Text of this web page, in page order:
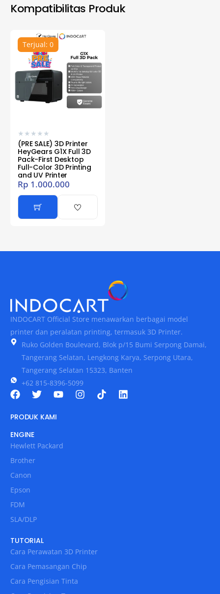
Kompatibilitas Produk
Terjual: 0
★ ★ ★ ★ ★
(PRE SALE) 3D Printer
HeyGears G1X Full 3D
Pack-First Desktop
Full-Color 3D Printing
and UV Printer
Rp 1.000.000
INDOCART Official Store menawarkan berbagai model
printer dan peralatan printing, termasuk 3D Printer.
Ruko Golden Boulevard, Blok p/15 Bumi Serpong Damai,
Tangerang Selatan, Lengkong Karya, Serpong Utara,
Tangerang Selatan 15323, Banten
+62 815-8396-5099
PRODUK KAMI
ENGINE
Hewlett Packard
Brother
Canon
Epson
FDM
SLA/DLP
TUTORIAL
Cara Perawatan 3D Printer
Cara Pemasangan Chip
Cara Pengisian Tinta